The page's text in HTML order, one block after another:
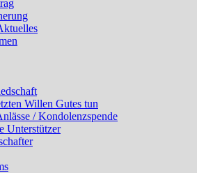
Willen Gutes tun
/ Kondolenzspende
Unterstützer